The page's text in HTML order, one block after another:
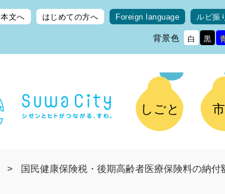
本文へ はじめての方へ Foreign language ルビ振
背景色 白 黒
しごと
>
国民健康保険税・後期高齢者医療保険料の納付